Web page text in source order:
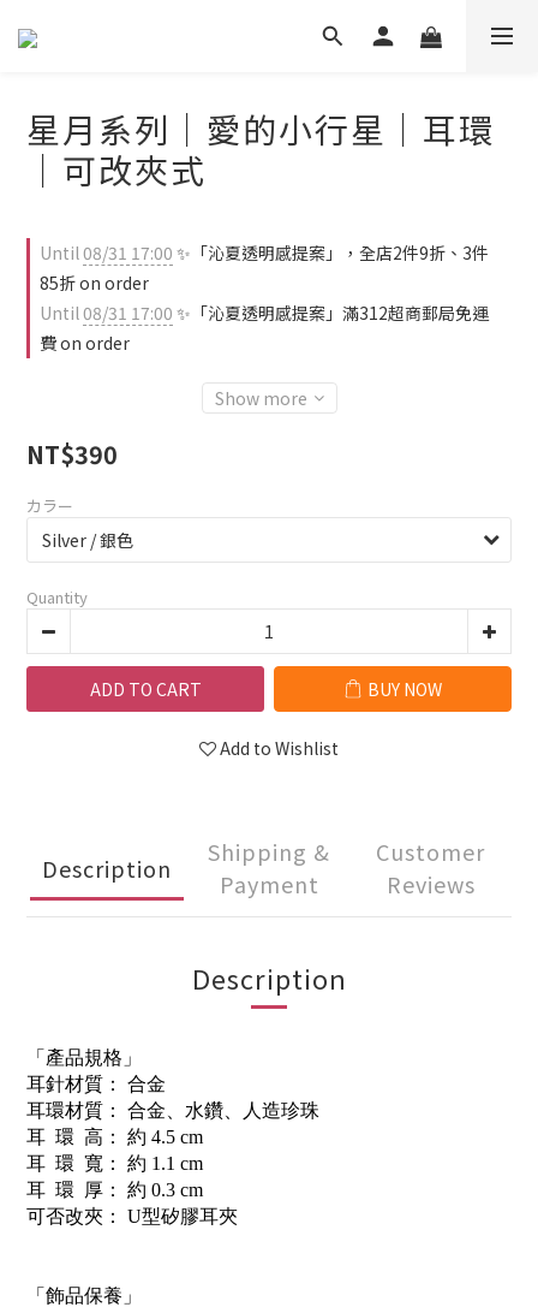
星月系列｜愛的小行星｜耳環
｜可改夾式
Until08/31 17:00 ✨「沁夏透明感提案」，全店2件9折、3件
85折 on order
Until08/31 17:00 ✨「沁夏透明感提案」滿312超商郵局免運
費 on order
Show more
NT$390
カラー
Quantity
ADD TO CART BUY NOW
Add to Wishlist
Description
Shipping &
Payment
Customer
Reviews
Description
「產品規格」
耳針材質： 合金
耳環材質： 合金、水鑽、人造珍珠
耳 環 高： 約 4.5 cm
耳 環 寬： 約 1.1 cm
耳 環 厚： 約 0.3 cm
可否改夾： U型矽膠耳夾
「飾品保養」